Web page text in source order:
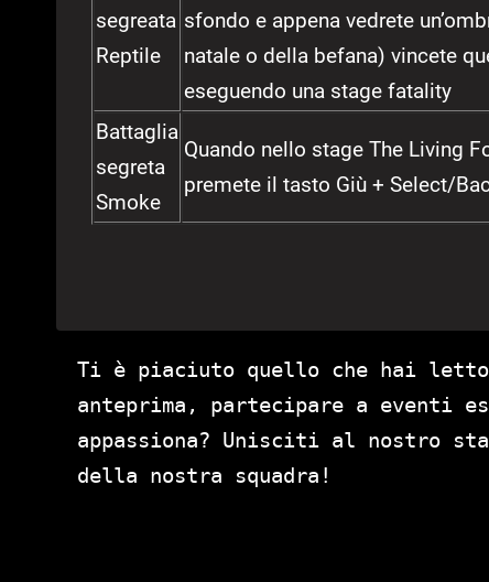
segreata
Reptile
sfondo e appena vedrete
natale o della befana) vincete
eseguendo una stage fatality
Battaglia
segreta
Smoke
Quando nello stage The Living
premete il tasto Giù + Select/
Ti è piaciuto quello che hai
anteprima, partecipare a eventi
appassiona? Unisciti al nostro
della nostra squadra!